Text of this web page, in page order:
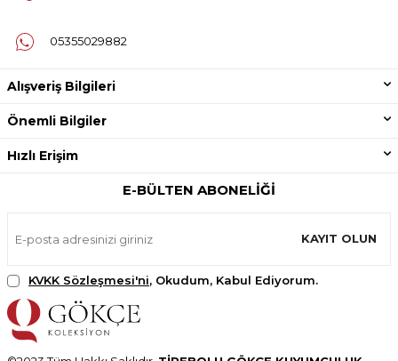
05355029882
Alışveriş Bilgileri
Önemli Bilgiler
Hızlı Erişim
E-BÜLTEN ABONELIĞI
KAYIT OLUN
KVKK Sözleşmesi'ni, Okudum, Kabul Ediyorum.